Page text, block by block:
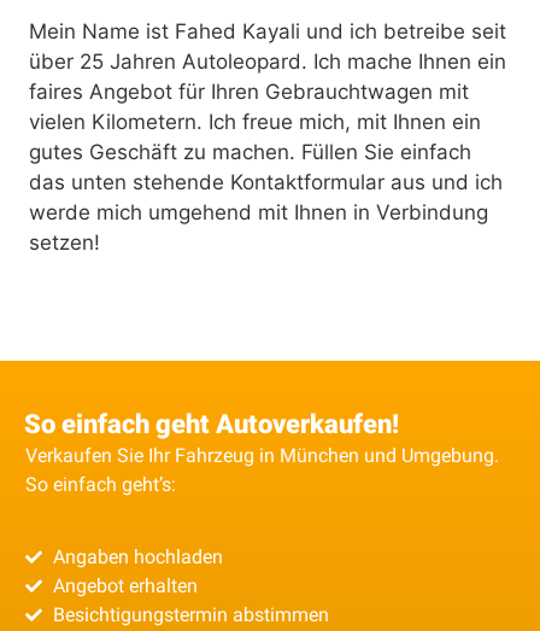
Mein Name ist Fahed Kayali und ich betreibe seit
über 25 Jahren Autoleopard. Ich mache Ihnen ein
faires Angebot für Ihren Gebrauchtwagen mit
vielen Kilometern. Ich freue mich, mit Ihnen ein
gutes Geschäft zu machen. Füllen Sie einfach
das unten stehende Kontaktformular aus und ich
werde mich umgehend mit Ihnen in Verbindung
setzen!
So einfach geht Autoverkaufen!
Verkaufen Sie Ihr Fahrzeug in München und Umgebung.
So einfach geht’s:
Angaben hochladen
Angebot erhalten
Besichtigungstermin abstimmen